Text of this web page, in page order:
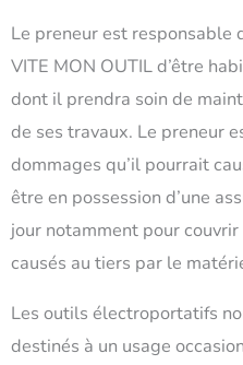
Le preneur est responsable
VITE MON OUTIL d’être
dont il prendra soin de
de ses travaux. Le preneur
dommages qu’il pourrait
être en possession d’une
jour notamment pour
causés au tiers par le
Les outils électroportatifs
destinés à un usage